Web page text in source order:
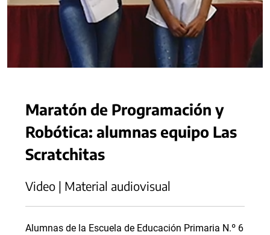
Maratón de Programación y
Robótica: alumnas equipo Las
Scratchitas
Video | Material audiovisual
Alumnas de la Escuela de Educación Primaria N.º 6